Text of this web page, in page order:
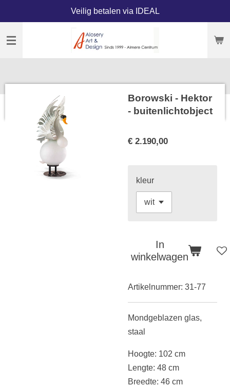
naar
Veilig betalen via IDEAL
Borowski - Hektor
- buitenlichtobject
€ 2.190,00
kleur
In
winkelwagen
Artikelnummer: 31-77
Mondgeblazen glas,
staal
Hoogte: 102 cm
Lengte: 48 cm
Breedte: 46 cm